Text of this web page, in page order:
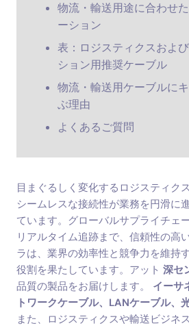
物流・輸送用途に合わせ
ーション
表：ロジスティクスおよ
ション用推奨ケーブル
物流・輸送用ケーブルに
ぶ理由
よくあるご質問
目まぐるしく変化するロジスティク
シームレスな接続性が業務を円滑に
ています。グローバルサプライチェ
リアルタイム追跡まで、信頼性の高
ラは、業界の効率性と競争力を維持
役割を果たしています。アット 深セ
品質の製品をお届けします。 イーサ
トワークケーブル、LANケーブル、
また、ロジスティクスや輸送ビジネ